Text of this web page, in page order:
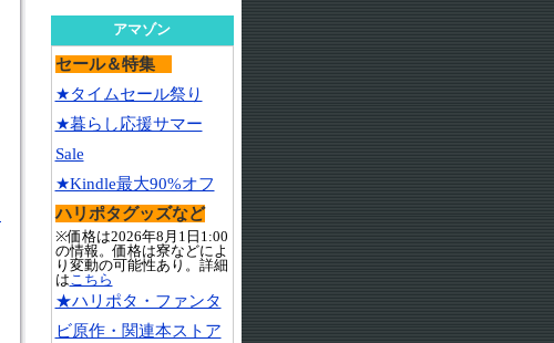
アマゾン
セール＆特集
★タイムセール祭り
★暮らし応援サマー
Sale
★Kindle最大90%オフ
ハリポタグッズなど
※価格は2026年8月1日1:00
の情報。価格は寮などによ
り変動の可能性あり。詳細
はこちら
★ハリポタ・ファンタ
ビ原作・関連本ストア